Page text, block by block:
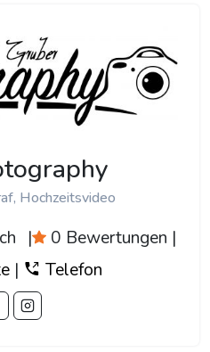
Hochzeitsvideo
| 0 Bewertungen |
| Telefon